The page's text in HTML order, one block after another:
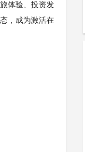
体验、投资发
，成为激活在
身日，成都超70个体育场
下书店将再度迎客
！2026西昌彝族火把节8月